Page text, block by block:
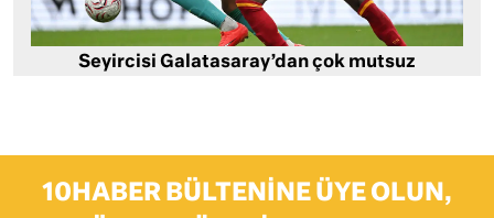
Seyircisi Galatasaray’dan çok mutsuz
10HABER BÜLTENINE ÜYE OLUN,